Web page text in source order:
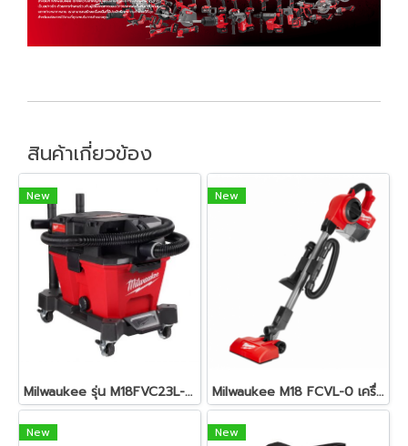
สินค้าเกี่ยวข้อง
New
Milwaukee รุ่น M18FVC23L-0 รถเข็นดูดฝุ่นไร้สายขนาด 23 ลิตร
New
Milwaukee M18 FCVL-0 เครื่องดูดฝุ่นด้ามจับไร้สาย 18 โวลต์ (เครื่องเปล่า)
New New